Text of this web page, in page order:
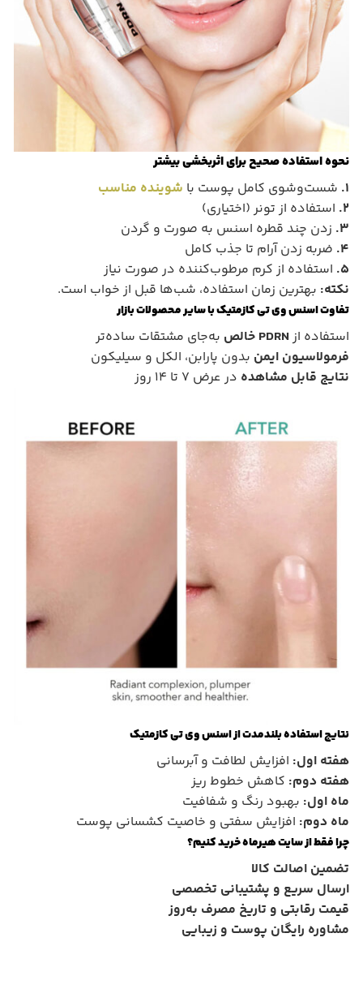
نحوه استفاده صحیح برای اثربخشی بیشتر
۱. شست‌وشوی کامل پوست با شوینده مناسب
2. استفاده از تونر (اختیاری)
3. زدن چند قطره اسنس به صورت و گردن
4. ضربه زدن آرام تا جذب کامل
5. استفاده از کرم مرطوب‌کننده در صورت نیاز
نکته: بهترین زمان استفاده، شب‌ها قبل از خواب است.
تفاوت اسنس وی تی کازمتیک با سایر محصولات بازار
استفاده ازPDRN خالص
به‌جای مشتقات ساده‌تر
فرمولاسیون ایمن بدون پارابن، الکل و سیلیکون
نتایج قابل مشاهده در عرض ۷ تا ۱۴ روز
نتایج استفاده بلندمدت از اسنس وی تی کازمتیک
هفته اول: افزایش لطافت و آبرسانی
هفته دوم: کاهش خطوط ریز
ماه اول: بهبود رنگ و شفافیت
ماه دوم: افزایش سفتی و خاصیت کشسانی پوست
چرا فقط از سایت هیرماه خرید کنیم؟
تضمین اصالت کالا
ارسال سریع و پشتیبانی تخصصی
قیمت رقابتی و تاریخ مصرف به‌روز
مشاوره رایگان پوست و زیبایی